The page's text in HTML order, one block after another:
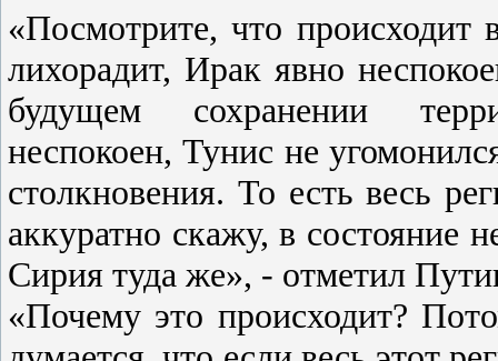
«Посмотрите, что
лихорадит, Ирак явно
будущем сохранении
неспокоен, Тунис не
столкновения. То есть весь
аккуратно скажу, в состояние
Сирия туда же», - отметил
«Почему это происходит?